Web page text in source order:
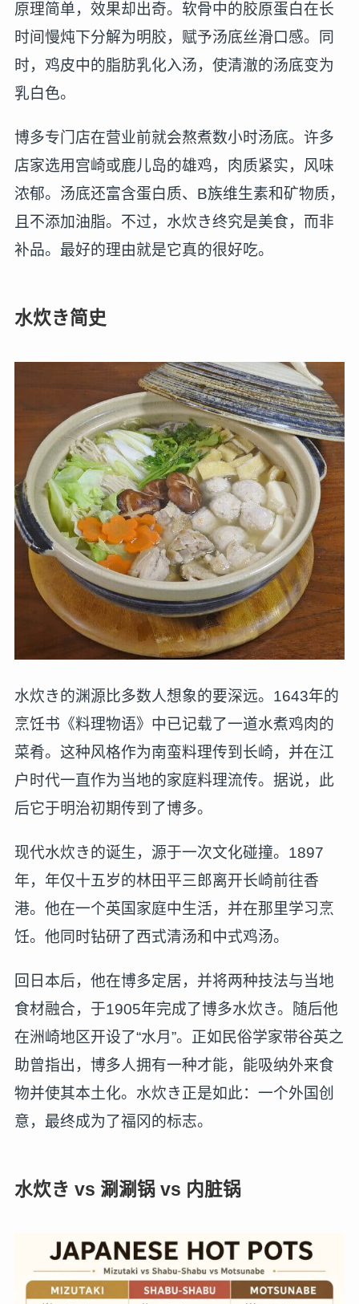
原理简单，效果却出奇。软骨中的胶原蛋白在长
时间慢炖下分解为明胶，赋予汤底丝滑口感。同
时，鸡皮中的脂肪乳化入汤，使清澈的汤底变为
乳白色。
博多专门店在营业前就会熬煮数小时汤底。许多
店家选用宫崎或鹿儿岛的雄鸡，肉质紧实，风味
浓郁。汤底还富含蛋白质、B族维生素和矿物质，
且不添加油脂。不过，水炊き终究是美食，而非
补品。最好的理由就是它真的很好吃。
水炊き简史
水炊き的渊源比多数人想象的要深远。1643年的
烹饪书《料理物语》中已记载了一道水煮鸡肉的
菜肴。这种风格作为南蛮料理传到长崎，并在江
户时代一直作为当地的家庭料理流传。据说，此
后它于明治初期传到了博多。
现代水炊き的诞生，源于一次文化碰撞。1897
年，年仅十五岁的林田平三郎离开长崎前往香
港。他在一个英国家庭中生活，并在那里学习烹
饪。他同时钻研了西式清汤和中式鸡汤。
回日本后，他在博多定居，并将两种技法与当地
食材融合，于1905年完成了博多水炊き。随后他
在洲崎地区开设了“水月”。正如民俗学家带谷英之
助曾指出，博多人拥有一种才能，能吸纳外来食
物并使其本土化。水炊き正是如此：一个外国创
意，最终成为了福冈的标志。
水炊き vs 涮涮锅 vs 内脏锅